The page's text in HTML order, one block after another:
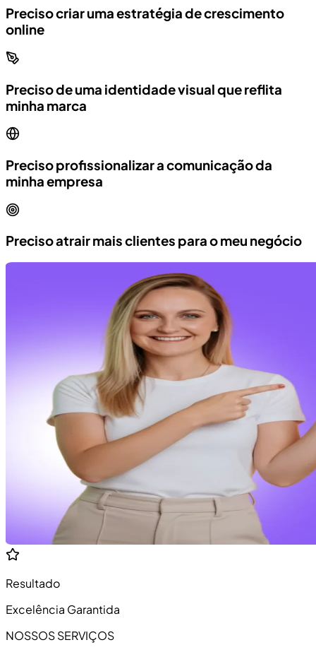
Preciso criar uma estratégia de crescimento
online
Preciso de uma identidade visual que reflita
minha marca
Preciso profissionalizar a comunicação da
minha empresa
Preciso atrair mais clientes para o meu negócio
Resultado
Excelência Garantida
NOSSOS SERVIÇOS